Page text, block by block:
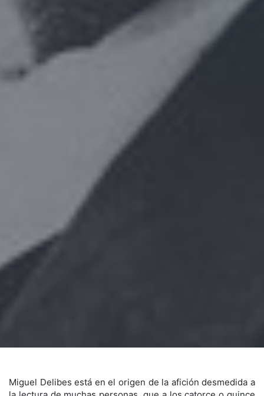
Miguel Delibes está en el origen de la afición desmedida a